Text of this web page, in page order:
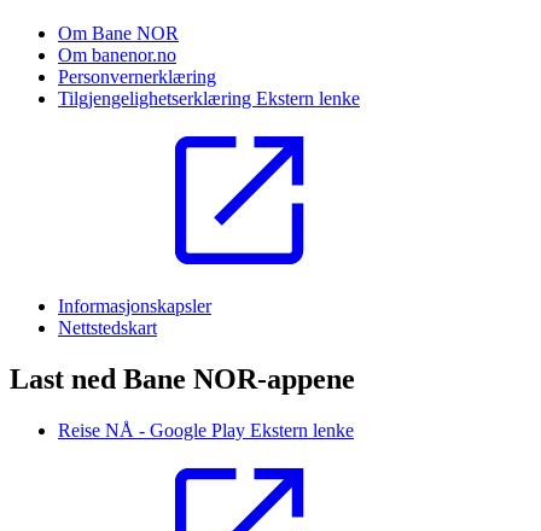
Om Bane NOR
Om banenor.no
Personvernerklæring
Tilgjengelighetserklæring Ekstern lenke
Informasjonskapsler
Nettstedskart
Last ned Bane NOR-appene
Reise NÅ - Google Play Ekstern lenke